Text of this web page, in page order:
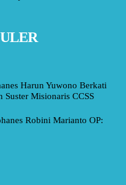
Harun Yuwono Berkati
Misionaris CCSS
Robini Marianto OP: